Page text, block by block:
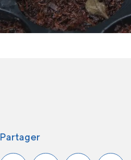
Partager